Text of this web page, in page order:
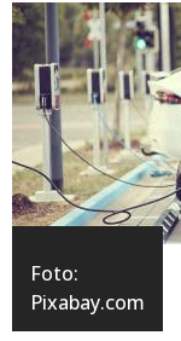
Foto:
Pixabay.com